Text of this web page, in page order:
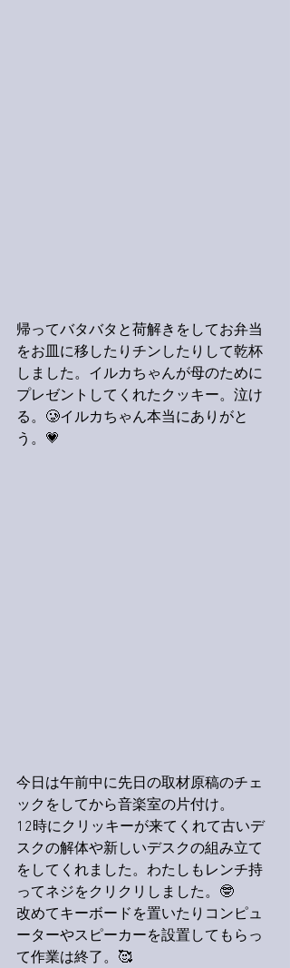
帰ってバタバタと荷解きをしてお弁当
をお皿に移したりチンしたりして乾杯
しました。イルカちゃんが母のために
プレゼントしてくれたクッキー。泣け
る。🥲イルカちゃん本当にありがと
う。💗
今日は午前中に先日の取材原稿のチェ
ックをしてから音楽室の片付け。
12時にクリッキーが来てくれて古いデ
スクの解体や新しいデスクの組み立て
をしてくれました。わたしもレンチ持
ってネジをクリクリしました。🤓
改めてキーボードを置いたりコンピュ
ーターやスピーカーを設置してもらっ
て作業は終了。🥰